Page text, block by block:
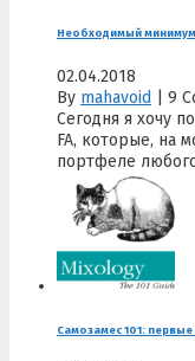
Необходимый
02.04.2018
By mahavoid
9
Сегодня я хочу
FA, которые, на
портфеле
Самозамес 101: